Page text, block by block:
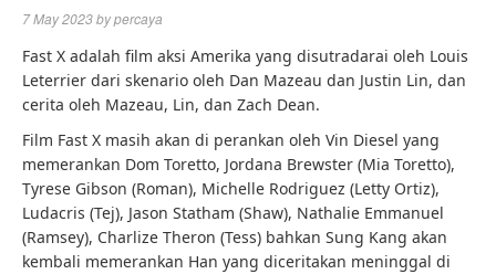
7 May 2023bypercaya
Fast X adalah film aksi Amerika yang disutradarai oleh Louis
Leterrier dari skenario oleh Dan Mazeau dan Justin Lin, dan
cerita oleh Mazeau, Lin, dan Zach Dean.
Film Fast X masih akan di perankan oleh Vin Diesel yang
memerankan Dom Toretto, Jordana Brewster (Mia Toretto),
Tyrese Gibson (Roman), Michelle Rodriguez (Letty Ortiz),
Ludacris (Tej), Jason Statham (Shaw), Nathalie Emmanuel
(Ramsey), Charlize Theron (Tess) bahkan Sung Kang akan
kembali memerankan Han yang diceritakan meninggal di